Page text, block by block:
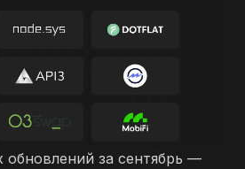
за сентябрь —